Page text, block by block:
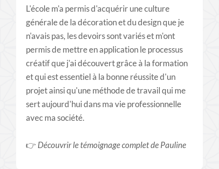
L'école m'a permis d'acquérir une culture
générale de la décoration et du design que je
n'avais pas, les devoirs sont variés et m'ont
permis de mettre en application le processus
créatif que j'ai découvert grâce à la formation
et qui est essentiel à la bonne réussite d'un
projet ainsi qu'une méthode de travail qui me
sert aujourd'hui dans ma vie professionnelle
avec ma société.
​👉 Découvrir le témoignage complet de Pauline